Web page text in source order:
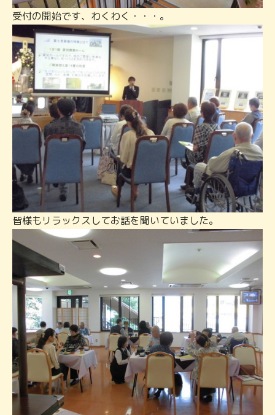
受付の開始です、わくわく・・・。
皆様もリラックスしてお話を聞いていました。